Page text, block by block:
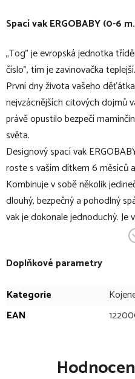
Spací vak ERGOBABY (0-6
„Tog” je evropská jednotka
číslo”, tím je zavinovačka teplejší.
První dny života vašeho
nejvzácnějších citových dojmů
právě opustilo bezpečí
světa.
Designový spací vak
roste s vaším dítkem 6 měsíců
Kombinuje v sobě několik
dlouhý, bezpečný a pohodlný
vak je dokonale jednoduchý. Je
% bavlny. Prostředí vaku jim
dupačky nebo pouze plenu.
V bodech:
roste s dítětem od
nastavení délky v oblasti
Doplňkové parametry
Kategorie
EAN